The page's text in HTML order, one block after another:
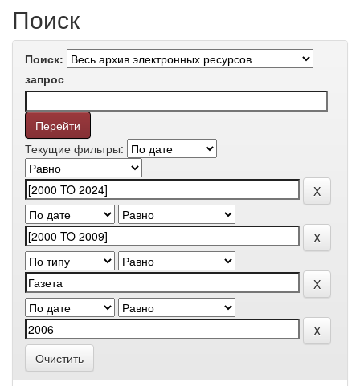
Поиск
Поиск:
запрос
Текущие фильтры:
Очистить